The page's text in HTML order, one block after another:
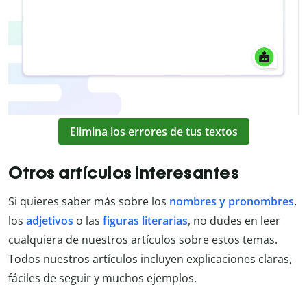
Elimina los errores de tus textos
Otros artículos interesantes
Si quieres saber más sobre los nombres y pronombres,
los adjetivos o las figuras literarias, no dudes en leer
cualquiera de nuestros artículos sobre estos temas.
Todos nuestros artículos incluyen explicaciones claras,
fáciles de seguir y muchos ejemplos.